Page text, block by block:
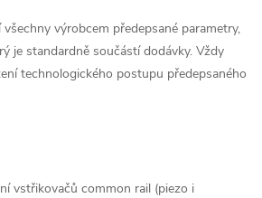
výrobcem předepsané parametry,
je standardně součástí dodávky. Vždy
technologického postupu předepsaného
vstřikovačů common rail (piezo i